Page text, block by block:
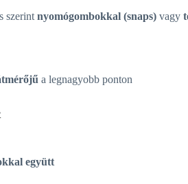
szerint nyomógombokkal (snaps) vagy
a legnagyobb ponton
együtt